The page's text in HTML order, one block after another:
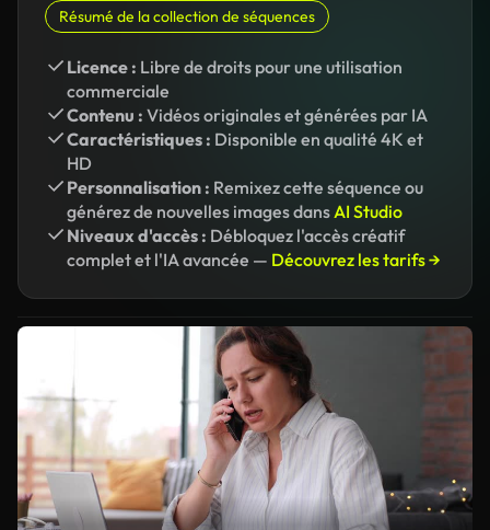
Résumé de la collection de séquences
Licence : Libre de droits pour une utilisation
commerciale
Contenu : Vidéos originales et générées par IA
Caractéristiques : Disponible en qualité 4K et
HD
Personnalisation : Remixez cette séquence ou
générez de nouvelles images dansAI Studio
Niveaux d'accès : Débloquez l'accès créatif
complet et l'IA avancée — Découvrez les tarifs →